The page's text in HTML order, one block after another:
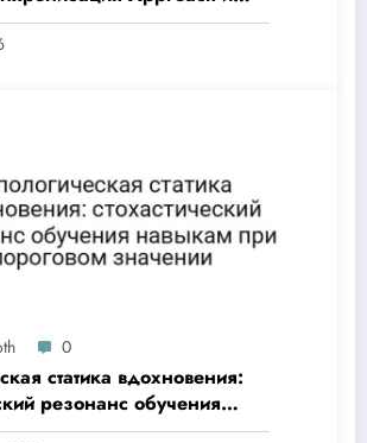
0
статика вдохновения:
резонанс обучения
пороговом значении